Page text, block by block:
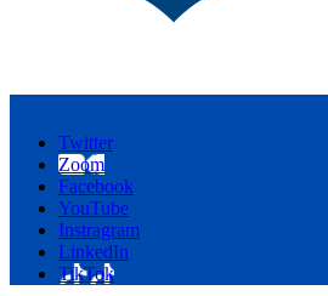
Twitter
Zoom
Facebook
YouTube
Instragram
LinkedIn
TikTok